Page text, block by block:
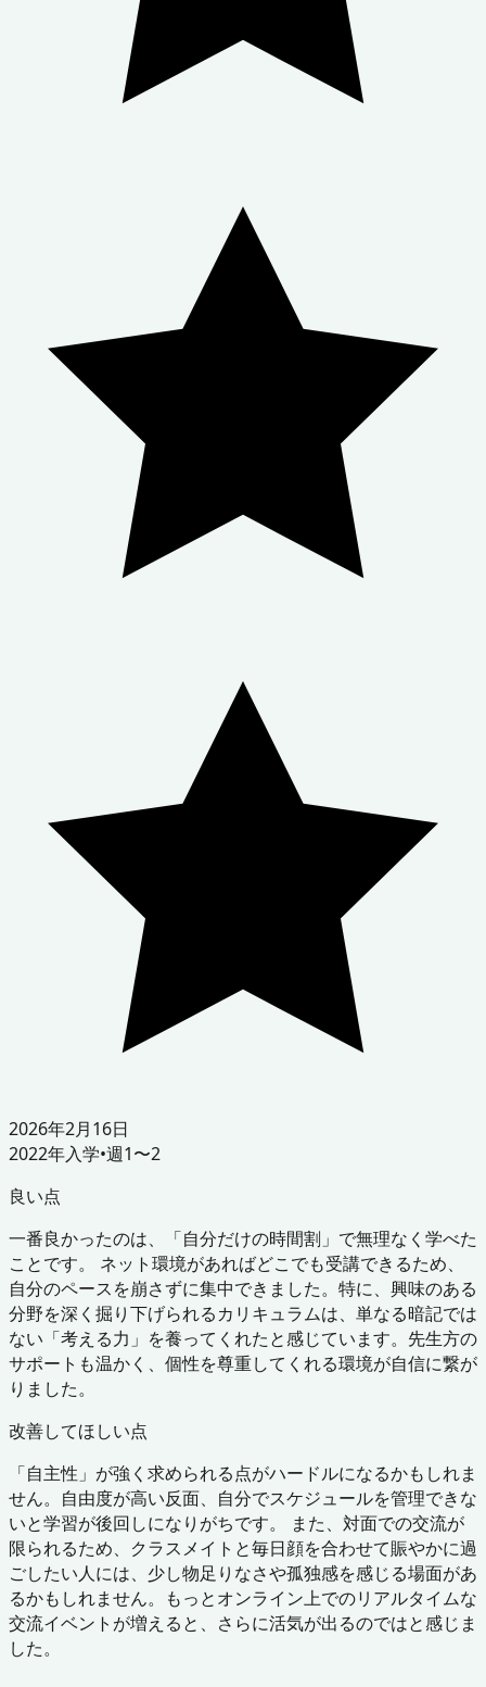
2026年2月16日
2022年入学•週1〜2
良い点
一番良かったのは、「自分だけの時間割」で無理なく学べた
ことです。 ネット環境があればどこでも受講できるため、
自分のペースを崩さずに集中できました。特に、興味のある
分野を深く掘り下げられるカリキュラムは、単なる暗記では
ない「考える力」を養ってくれたと感じています。先生方の
サポートも温かく、個性を尊重してくれる環境が自信に繋が
りました。
改善してほしい点
「自主性」が強く求められる点がハードルになるかもしれま
せん。自由度が高い反面、自分でスケジュールを管理できな
いと学習が後回しになりがちです。 また、対面での交流が
限られるため、クラスメイトと毎日顔を合わせて賑やかに過
ごしたい人には、少し物足りなさや孤独感を感じる場面があ
るかもしれません。もっとオンライン上でのリアルタイムな
交流イベントが増えると、さらに活気が出るのではと感じま
した。